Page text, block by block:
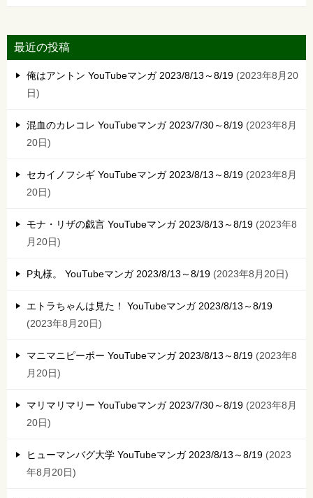
最近の投稿
俺はアントン YouTubeマンガ 2023/8/13～8/19 2023年8月20
日
混血のカレコレ YouTubeマンガ 2023/7/30～8/19 2023年8月
20日
セカイノフシギ YouTubeマンガ 2023/8/13～8/19 2023年8月
20日
モナ・リザの戯言 YouTubeマンガ 2023/8/13～8/19 2023年8
月20日
P丸様。 YouTubeマンガ 2023/8/13～8/19 2023年8月20日
エトラちゃんは見た！ YouTubeマンガ 2023/8/13～8/19
2023年8月20日
マニマニピーポー YouTubeマンガ 2023/8/13～8/19 2023年8
月20日
マリマリマリー YouTubeマンガ 2023/7/30～8/19 2023年8月
20日
ヒューマンバグ大学 YouTubeマンガ 2023/8/13～8/19 2023
年8月20日